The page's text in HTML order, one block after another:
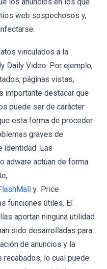
web sospechosos y,
vinculados a la
Daily Video. Por ejemplo,
páginas vistas,
importante destacar que
puede ser de carácter
esta forma de proceder
graves de
identidad. Las
adware actúan de forma
y Price
funciones útiles. El
aportan ninguna utilidad
sido desarrolladas para
de anuncios y la
lo cual puede